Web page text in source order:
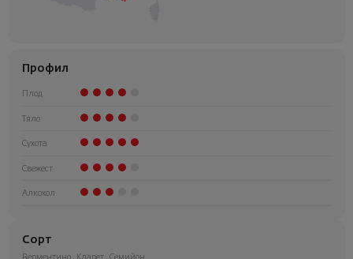
Профил
Плод
Тяло
Сухота
Свежест
Алкохол
Сорт
Верментино Кларет Семийон